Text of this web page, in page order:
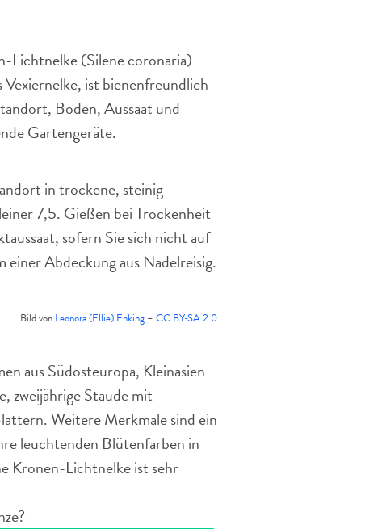
Lichtnelke (Silene coronaria)
ist bienenfreundlich
Boden, Aussaat und
Gartengeräte.
in trockene, steinig-
7,5. Gießen bei Trockenheit
sofern Sie sich nicht auf
einer Abdeckung aus Nadelreisig.
Bild von Leonora (Ellie) Enking– CC BY-SA 2.0
aus Südosteuropa, Kleinasien
zweijährige Staude mit
Weitere Merkmale sind ein
leuchtenden Blütenfarben in
Kronen-Lichtnelke ist sehr